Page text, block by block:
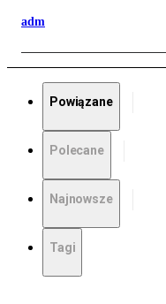
adm
Powiązane
Polecane
Najnowsze
Tagi